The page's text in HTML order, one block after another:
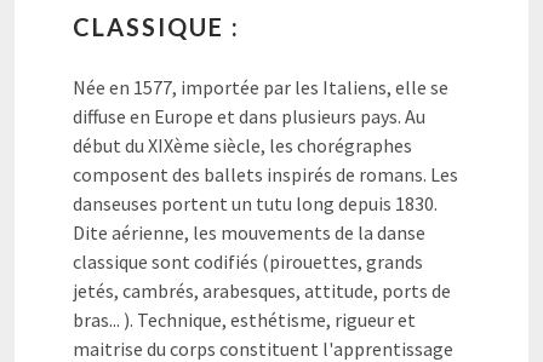
CLASSIQUE :
Née en 1577, importée par les Italiens, elle se
diffuse en Europe et dans plusieurs pays. Au
début du XIXème siècle, les chorégraphes
composent des ballets inspirés de romans. Les
danseuses portent un tutu long depuis 1830.
Dite aérienne, les mouvements de la danse
classique sont codifiés (pirouettes, grands
jetés, cambrés, arabesques, attitude, ports de
bras... ). Technique, esthétisme, rigueur et
maitrise du corps constituent l'apprentissage